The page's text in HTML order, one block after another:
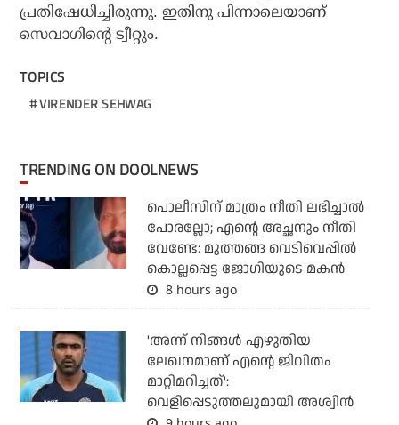
പ്രതിഷേധിച്ചിരുന്നു. ഇതിനു പിന്നാലെയാണ്
സെവാഗിന്റെ ട്വീറ്റും.
TOPICS
VIRENDER SEHWAG
TRENDING ON DOOLNEWS
പൊലീസിന് മാത്രം നീതി ലഭിച്ചാല്‍
പോരല്ലോ; എന്റെ അച്ഛനും നീതി
വേണ്ടേ: മുത്തങ്ങ വെടിവെപ്പില്‍
കൊല്ലപ്പെട്ട ജോഗിയുടെ മകന്‍
8 hours ago
'അന്ന് നിങ്ങള്‍ എഴുതിയ
ലേഖനമാണ് എന്റെ ജീവിതം
മാറ്റിമറിച്ചത്':
വെളിപ്പെടുത്തലുമായി അശ്വിന്‍